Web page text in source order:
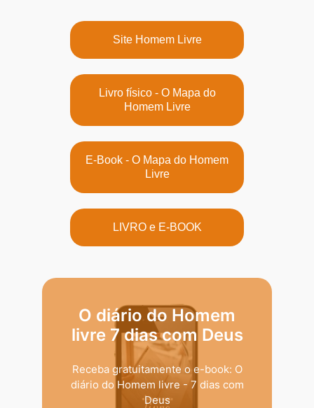
Site Homem Livre
Livro físico - O Mapa do
Homem Livre
E-Book - O Mapa do Homem
Livre
LIVRO e E-BOOK
O diário do Homem
livre 7 dias com Deus
Receba gratuitamente o e-book: O
diário do Homem livre - 7 dias com
Deus